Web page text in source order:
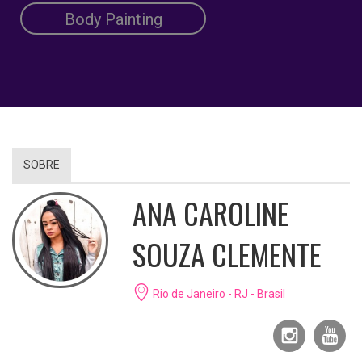
Body Painting
SOBRE
ANA CAROLINE
SOUZA CLEMENTE
Rio de Janeiro - RJ - Brasil